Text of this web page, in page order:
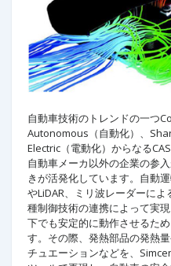
自動車技術のトレンドの一つ
Autonomous（自動化）、
Electric（電動化）からなる
自動車メーカ以外の企業の参
きが活発化しています。自動
やLiDAR、ミリ波レーダーに
種制御技術の連携によって実
下でも安定的に動作させるた
す。その際、発熱部品の発熱
チュエーションなどを、